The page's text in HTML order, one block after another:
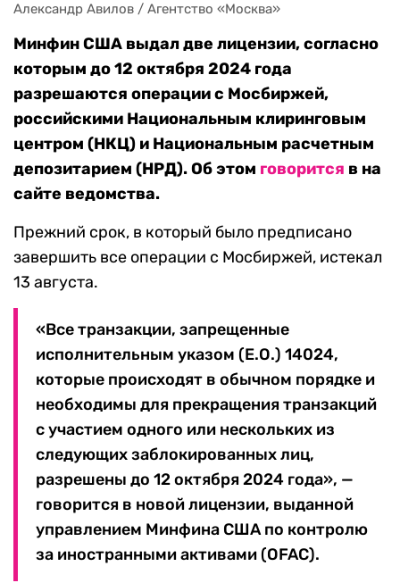
Александр Авилов / Агентство «Москва»
Минфин США выдал две лицензии, согласно
которым до 12 октября 2024 года
разрешаются операции с Мосбиржей,
российскими Национальным клиринговым
центром (НКЦ) и Национальным расчетным
депозитарием (НРД). Об этом говорится в на
сайте ведомства.
Прежний срок, в который было предписано
завершить все операции с Мосбиржей, истекал
13 августа.
«Все транзакции, запрещенные
исполнительным указом (E.O.) 14024,
которые происходят в обычном порядке и
необходимы для прекращения транзакций
с участием одного или нескольких из
следующих заблокированных лиц,
разрешены до 12 октября 2024 года», —
говорится в новой лицензии, выданной
управлением Минфина США по контролю
за иностранными активами (OFAC).